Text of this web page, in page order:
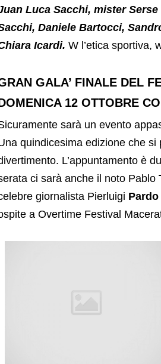
Luca Sacchi, mister
Daniele Bartocci,
Icardi. W l’etica sportiva,
GALA’ FINALE DEL
12 OTTOBRE
sarà un evento
quindicesima edizione che
L’appuntamento è
ci sarà anche il noto Pablo
giornalista Pierluigi Pardo
a Overtime Festival